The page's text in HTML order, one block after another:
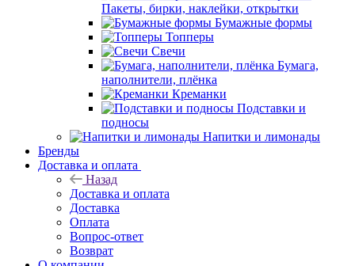
Пакеты, бирки, наклейки, открытки
Бумажные формы
Топперы
Свечи
Бумага,
наполнители, плёнка
Креманки
Подставки и
подносы
Напитки и лимонады
Бренды
Доставка и оплата
Назад
Доставка и оплата
Доставка
Оплата
Вопрос-ответ
Возврат